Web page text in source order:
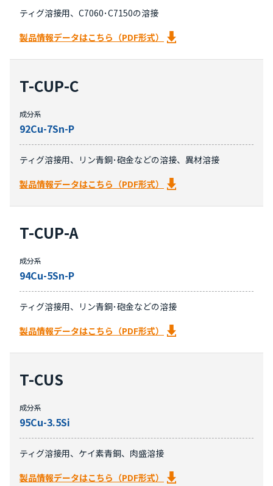
ティグ溶接用、C7060･C7150の溶接
製品情報データはこちら（PDF形式）
T-CUP-C
成分系
92Cu-7Sn-P
ティグ溶接用、リン青銅･砲金などの溶接、異材溶接
製品情報データはこちら（PDF形式）
T-CUP-A
成分系
94Cu-5Sn-P
ティグ溶接用、リン青銅･砲金などの溶接
製品情報データはこちら（PDF形式）
T-CUS
成分系
95Cu-3.5Si
ティグ溶接用、ケイ素青銅、肉盛溶接
製品情報データはこちら（PDF形式）